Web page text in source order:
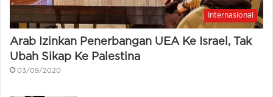
Internasional
Arab Izinkan Penerbangan UEA Ke Israel, Tak
Ubah Sikap Ke Palestina
03/09/2020